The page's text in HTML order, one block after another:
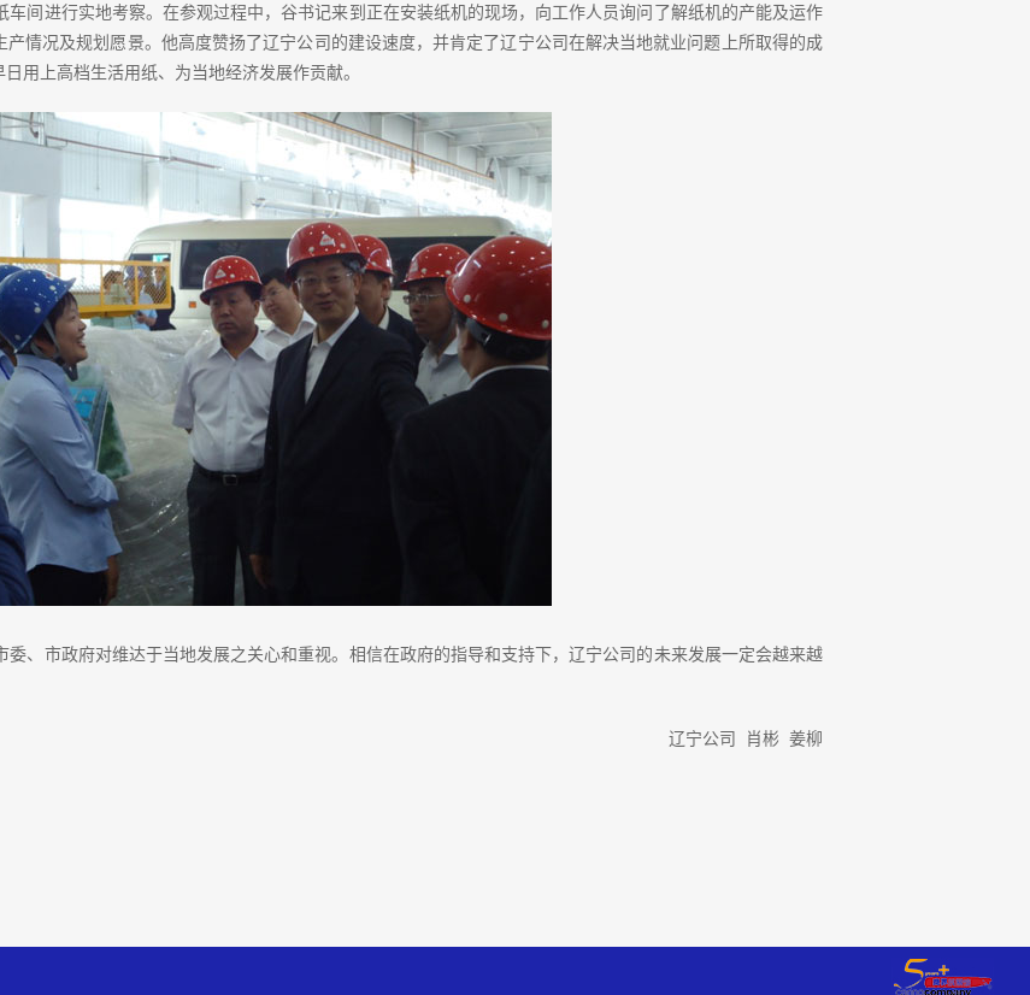
间进行实地考察。在参观过程中，谷书记来到正在安装纸机的现场，向工作人员询问了解纸机的产能及运作
情况及规划愿景。他高度赞扬了辽宁公司的建设速度，并肯定了辽宁公司在解决当地就业问题上所取得的成
用上高档生活用纸、为当地经济发展作贡献。
、市政府对维达于当地发展之关心和重视。相信在政府的指导和支持下，辽宁公司的未来发展一定会越来越
辽宁公司 肖彬 姜柳